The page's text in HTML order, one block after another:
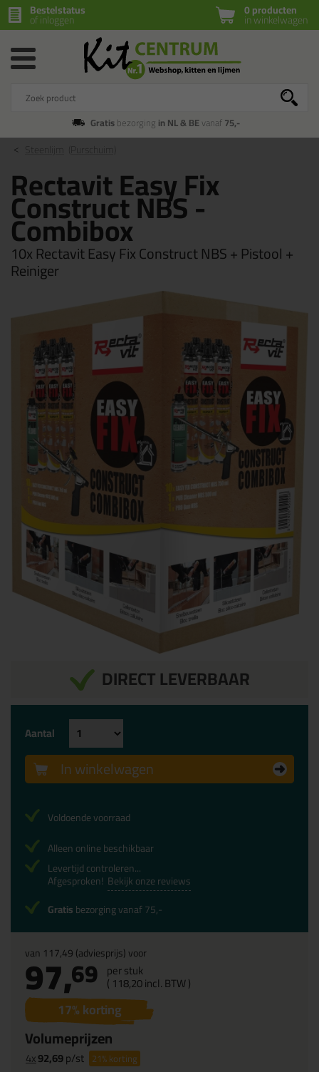
0 producten
in winkelwagen
Bestelstatus
of inloggen
Gratisbezorging in NL & BEvanaf75,-
Rectavit Easy Fix
Construct NBS -
Combibox
10x Rectavit Easy Fix Construct NBS + Pistool +
Reiniger
DIRECT LEVERBAAR
van 117,49(adviesprijs) voor
97,69 per stuk
( 118,20incl. BTW )
17% korting
Volumeprijzen
4x92,69p/st 21%korting
Aantal
In winkelwagen
Voldoende voorraad
Alleen online beschikbaar
Levertijd controleren...
Afgesproken! Bekijk onze reviews
Gratisbezorging vanaf 75,-